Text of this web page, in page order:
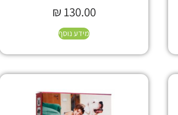
₪ 130.00
מידע נוסף